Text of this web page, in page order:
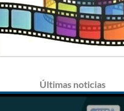
Últimas noticias